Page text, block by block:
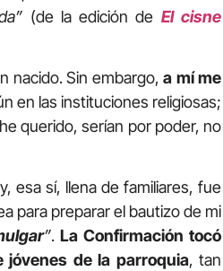
(de la edición de El cisne
nacido. Sin embargo,a mí me
en las instituciones religiosas;
querido, serían por poder, no
esa sí, llena de familiares, fue
para preparar el bautizo de mi
”. La Confirmación tocó
de la parroquia, tan